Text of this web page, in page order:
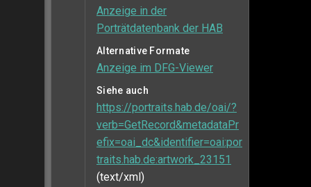
Anzeige in der
Porträtdatenbank der HAB
Alternative Formate
Anzeige im DFG-Viewer
Siehe auch
https://portraits.hab.de/oai/?
verb=GetRecord&metadataPr
efix=oai_dc&identifier=oai:por
traits.hab.de:artwork_23151
(text/xml)